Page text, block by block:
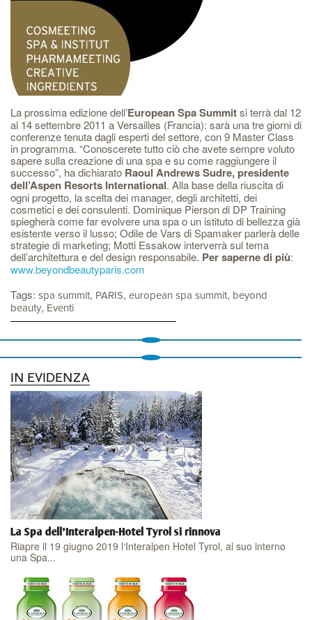
La prossima edizione dell’European Spa Summitsi terrà dal 12
al 14 settembre 2011 a Versailles (Francia): sarà una tre giorni di
conferenze tenuta dagli esperti del settore, con 9 Master Class
in programma. “Conoscerete tutto ciò che avete sempre voluto
sapere sulla creazione di una spa e su come raggiungere il
successo”, ha dichiarato Raoul Andrews Sudre, presidente
dell’Aspen Resorts International. Alla base della riuscita di
ogni progetto, la scelta dei manager, degli architetti, dei
cosmetici e dei consulenti. Dominique Pierson di DP Training
spiegherà come far evolvere una spa o un istituto di bellezza già
esistente verso il lusso; Odile de Vars di Spamaker parlerà delle
strategie di marketing; Motti Essakow interverrà sul tema
dell’architettura e del design responsabile. Per saperne di più:
www.beyondbeautyparis.com
Tags: spa summit, PARIS, european spa summit, beyond
beauty, Eventi
IN EVIDENZA
La Spa dell'Interalpen-Hotel Tyrol si rinnova
Riapre il 19 giugno 2019 l‘Interalpen Hotel Tyrol, al suo interno
una Spa...